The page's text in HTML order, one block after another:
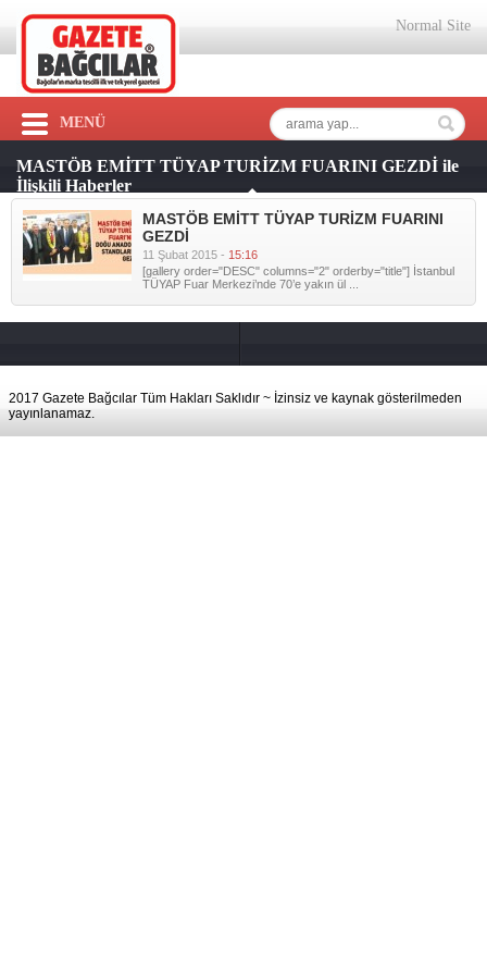
Normal Site
MENÜ
MASTÖB EMİTT TÜYAP TURİZM FUARINI GEZDİ ile
İlişkili Haberler
MASTÖB EMİTT TÜYAP TURİZM FUARINI
GEZDİ
11 Şubat 2015 - 15:16
[gallery order="DESC" columns="2" orderby="title"] İstanbul
TÜYAP Fuar Merkezi’nde 70’e yakın ül ...
2017 Gazete Bağcılar Tüm Hakları Saklıdır ~ İzinsiz ve kaynak gösterilmeden
yayınlanamaz.